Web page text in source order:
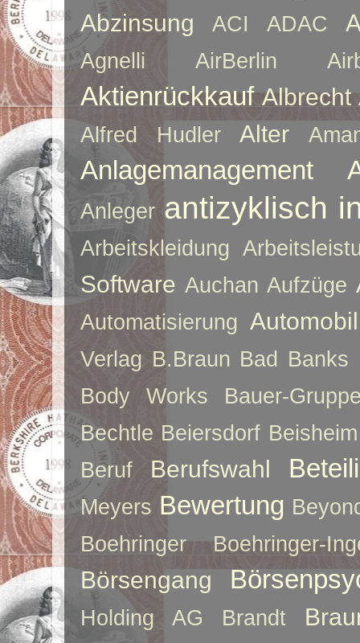
Abzinsung ACI ADAC
Agnelli AirBerlin
Aktienrückkauf Albrecht
Alfred Hudler Alter
Anlagemanagement
Anleger antizyklisch
Arbeitskleidung
Software Auchan Aufzüge
Automatisierung
Verlag B.Braun Bad Banks
Body Works
Bauer-
Bechtle Beiersdorf Beisheim
Beruf
Berufswahl
Meyers Bewertung
Boehringer
Boehringer-
Börsengang
Holding AG Brandt